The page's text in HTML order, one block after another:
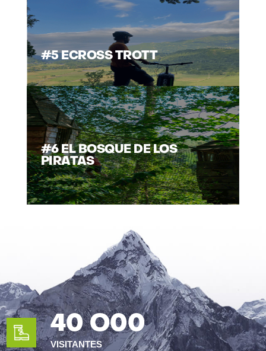
#5 ECROSS TROTT
#6 EL BOSQUE DE LOS
PIRATAS
40 O00
VISITANTES